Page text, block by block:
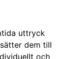
uttryck
dem till
och